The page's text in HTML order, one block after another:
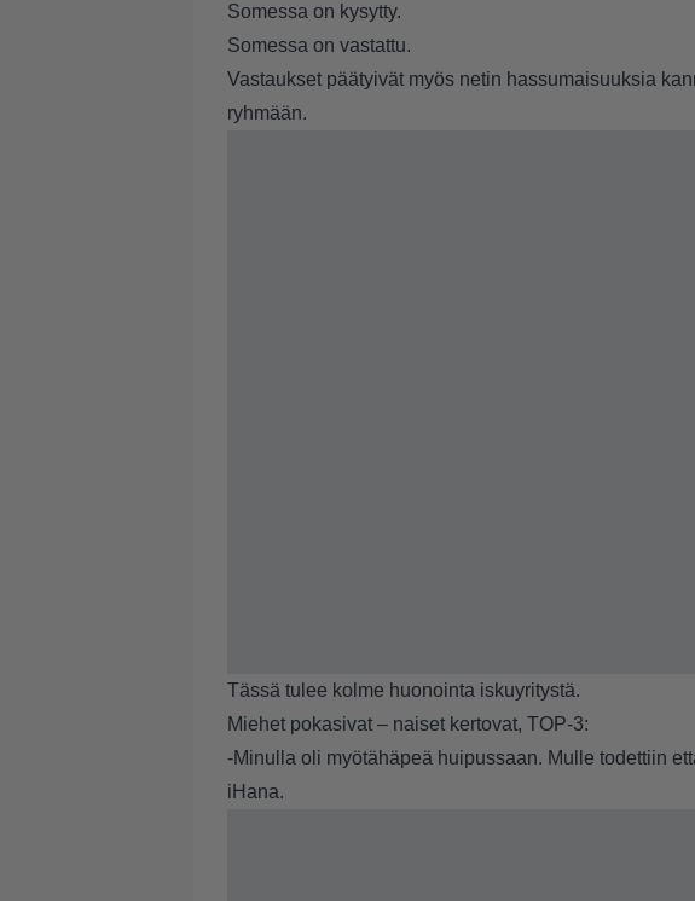
Somessa on kysytty.
Somessa on vastattu.
Vastaukset päätyivät myös netin hassumaisuuksia
ryhmään.
Tässä tulee kolme huonointa iskuyritystä.
Miehet pokasivat – naiset kertovat, TOP-3:
-Minulla oli myötähäpeä huipussaan. Mulle todettiin
iHana.